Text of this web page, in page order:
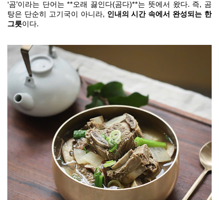
‘곰’이라는 단어는 **오래 끓인다(곰다)**는 뜻에서 왔다. 즉, 곰
탕은 단순히 고기국이 아니라, 인내의 시간 속에서 완성되는 한
그릇이다.